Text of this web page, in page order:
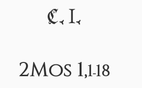
C. I.
2Mos 1,1-18